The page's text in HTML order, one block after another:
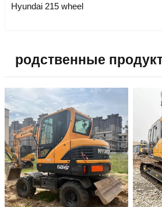
Hyundai 215 wheel
родственные